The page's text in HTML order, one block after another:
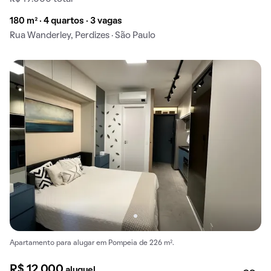
180 m² · 4 quartos · 3 vagas
Rua Wanderley, Perdizes · São Paulo
Apartamento para alugar em Pompeia de 226 m².